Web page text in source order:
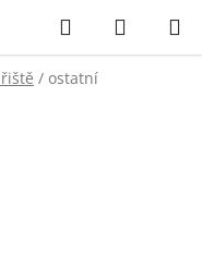
Hledat
KOŠÍK
/ ostatní